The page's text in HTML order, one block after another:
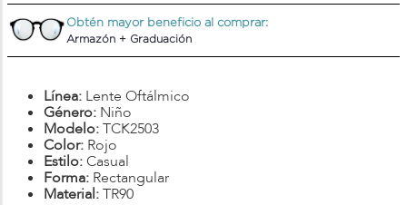
Obtén mayor beneficio al comprar:
Armazón + Graduación
Línea: Lente Oftálmico
Género: Niño
Modelo:TCK2503
Color: Rojo
Estilo:Casual
Forma: Rectangular
Material:TR90